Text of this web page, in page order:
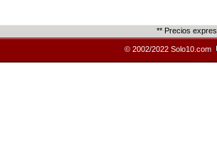
** Precios
© 2002/2022 Solo10.com